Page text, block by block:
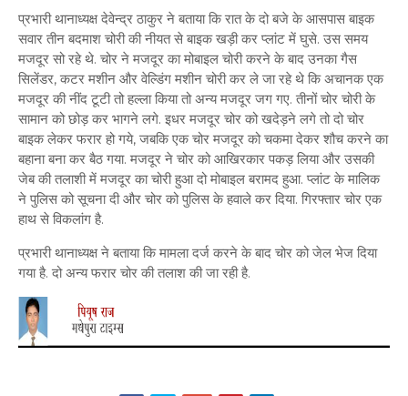
प्रभारी थानाध्यक्ष देवेन्द्र ठाकुर ने बताया कि रात के दो बजे के आसपास बाइक
सवार तीन बदमाश चोरी की नीयत से बाइक खड़ी कर प्लांट में घुसे. उस समय
मजदूर सो रहे थे. चोर ने मजदूर का मोबाइल चोरी करने के बाद उनका गैस
सिलेंडर, कटर मशीन और वेल्डिंग मशीन चोरी कर ले जा रहे थे कि अचानक एक
मजदूर की नींद टूटी तो हल्ला किया तो अन्य मजदूर जग गए. तीनों चोर चोरी के
सामान को छोड़ कर भागने लगे. इधर मजदूर चोर को खदेड़ने लगे तो दो चोर
बाइक लेकर फरार हो गये, जबकि एक चोर मजदूर को चकमा देकर शौच करने का
बहाना बना कर बैठ गया. मजदूर ने चोर को आखिरकार पकड़ लिया और उसकी
जेब की तलाशी में मजदूर का चोरी हुआ दो मोबाइल बरामद हुआ. प्लांट के मालिक
ने पुलिस को सूचना दी और चोर को पुलिस के हवाले कर दिया. गिरफ्तार चोर एक
हाथ से विकलांग है.
प्रभारी थानाध्यक्ष ने बताया कि मामला दर्ज करने के बाद चोर को जेल भेज दिया
गया है. दो अन्य फरार चोर की तलाश की जा रही है.